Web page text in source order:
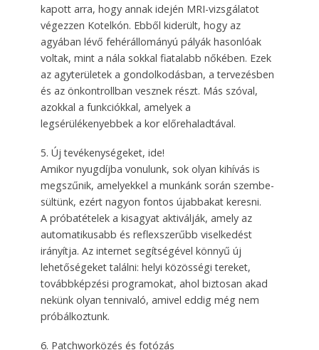
kapott arra, hogy annak idején MRI-vizsgálatot
végezzen Kotelkón. Ebből kiderült, hogy az
agyában lévő fehérállományú pályák hasonlóak
voltak, mint a nála sokkal fiatalabb nőkében. Ezek
az agyterületek a gondolkodásban, a tervezésben
és az önkontrollban vesznek részt. Más szóval,
azokkal a funkciókkal, amelyek a
legsérülékenyebbek a kor előrehaladtával.
5. Új tevékenységeket, ide!
Amikor nyugdíjba vonulunk, sok olyan kihívás is
megszűnik, amelyekkel a munkánk során szembe­
sültünk, ezért nagyon fontos újabbakat keresni.
A próbatételek a kisagyat aktiválják, amely az
automatikusabb és reflexszerűbb viselkedést
irányítja. Az internet segítségével könnyű új
lehetőségeket találni: helyi közösségi tereket,
továbbképzési programokat, ahol biztosan akad
nekünk olyan tennivaló, amivel eddig még nem
próbálkoztunk.
6. Patchworközés és fotózás